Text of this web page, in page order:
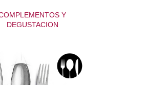
Y
DEGUSTACION